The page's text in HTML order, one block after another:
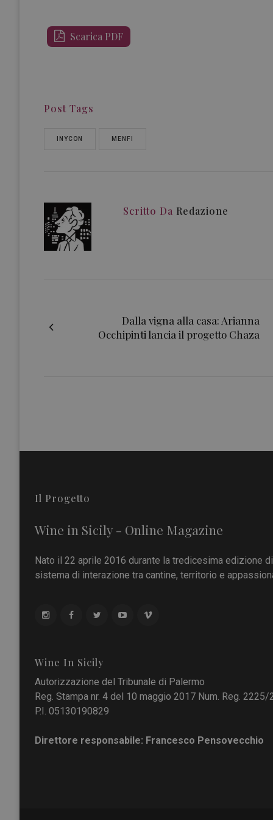
Scarica PDF
Post Tags
INYCON MENFI
Scritto Da Redazione
Dalla vigna alla casa: Arianna
Occhipinti lancia il progetto Chaza
Il Progetto
Wine in Sicily - Online Magazine
Nato il 22 aprile 2016 durante la tredicesima edizione
sistema di interazione tra cantine, territorio e
Wine In Sicily
Autorizzazione del Tribunale di Palermo
Reg. Stampa nr. 4 del 10 maggio 2017 Num. Reg. 2225/
P.I. 05130190829
Direttore responsabile: Francesco Pensovecchio